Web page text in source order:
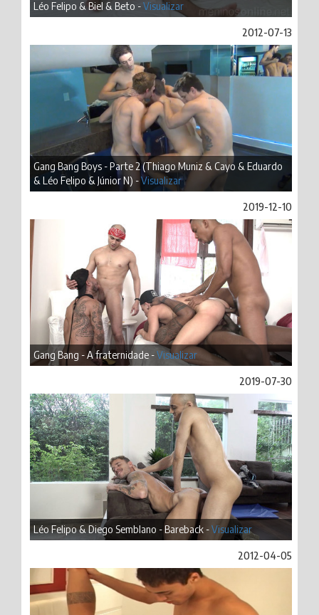
Léo Felipo & Biel & Beto -Visualizar
2012-07-13
Gang Bang Boys - Parte 2 (Thiago Muniz & Cayo & Eduardo
& Léo Felipo & Júnior N) -Visualizar
2019-12-10
Gang Bang - A fraternidade -Visualizar
2019-07-30
Léo Felipo & Diego Semblano - Bareback -Visualizar
2012-04-05